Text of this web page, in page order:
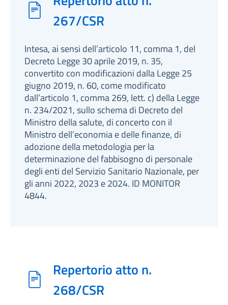
267/CSR
Intesa, ai sensi dell’articolo 11, comma 1, del
Decreto Legge 30 aprile 2019, n. 35,
convertito con modificazioni dalla Legge 25
giugno 2019, n. 60, come modificato
dall’articolo 1, comma 269, lett. c) della Legge
n. 234/2021, sullo schema di Decreto del
Ministro della salute, di concerto con il
Ministro dell’economia e delle finanze, di
adozione della metodologia per la
determinazione del fabbisogno di personale
degli enti del Servizio Sanitario Nazionale, per
gli anni 2022, 2023 e 2024. ID MONITOR
4844.
Repertorio atto n.
268/CSR